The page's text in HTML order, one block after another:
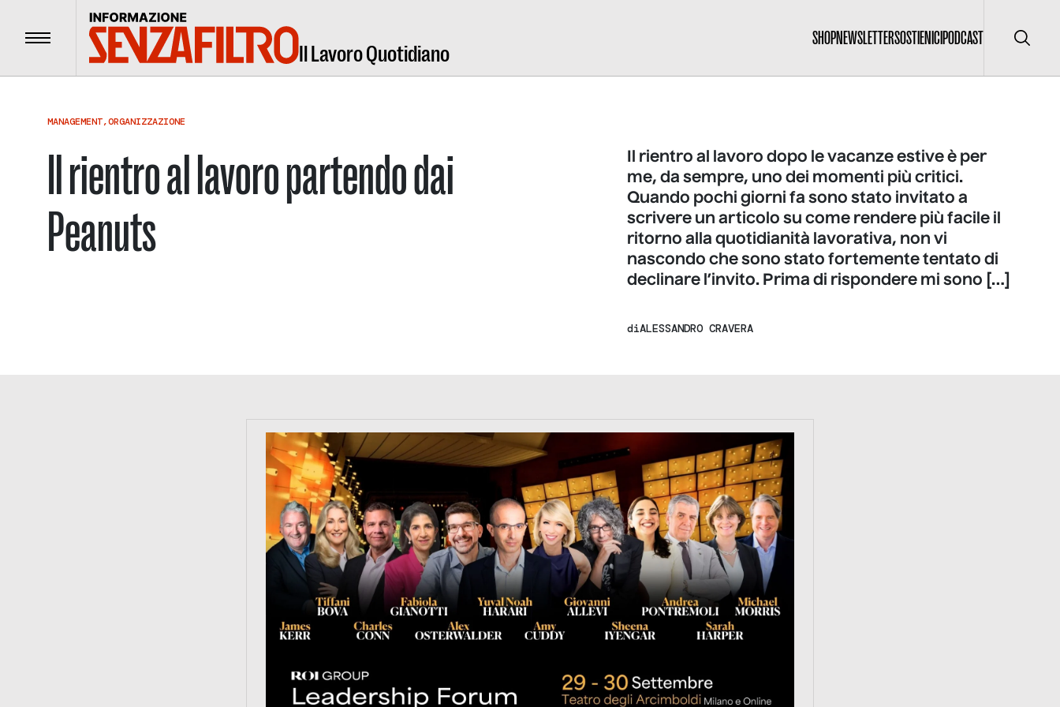
Menu Il Lavoro Quotidiano
SHOPNEWSLETTERSOSTIENICIPODCAST Cerca
MANAGEMENT,ORGANIZZAZIONE
Il rientro al lavoro partendo dai
Peanuts
Il rientro al lavoro dopo le vacanze estive è per
me, da sempre, uno dei momenti più critici.
Quando pochi giorni fa sono stato invitato a
scrivere un articolo su come rendere più facile il
ritorno alla quotidianità lavorativa, non vi
nascondo che sono stato fortemente tentato di
declinare l’invito. Prima di rispondere mi sono […]
diALESSANDRO CRAVERA
https://tinyurl.com/363fvfm9